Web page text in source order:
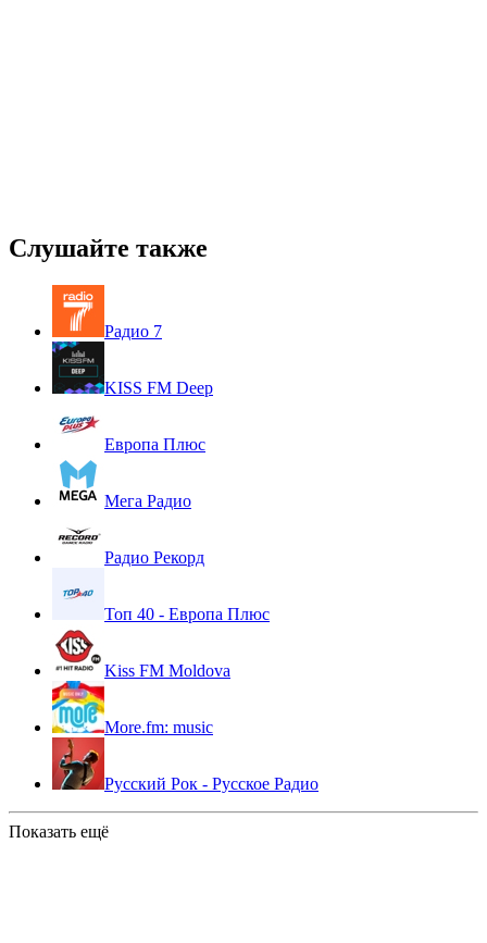
Слушайте также
Радио 7
KISS FM Deep
Европа Плюс
Мега Радио
Радио Рекорд
Топ 40 - Европа Плюс
Kiss FM Moldova
More.fm: music
Русский Рок - Русское Радио
Показать ещё